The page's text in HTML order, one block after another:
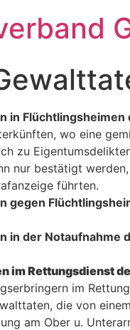
in
wo eine
zu
nur bestätigt
führten.
gegen
in der Notaufnahme
im Rettungsdienst
im
die von
am Ober u.